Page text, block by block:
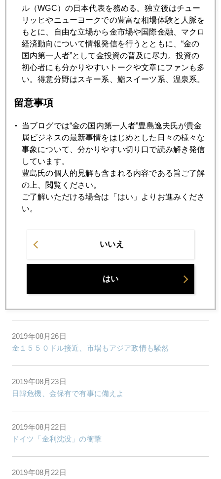
プロの視点では中期的だが売りサインが点灯している。短期
では未だヘッジファンドの投機買いが優勢だが。
2019年
1月 2月 3月 4月 5月 6月
7月
2019年08月30日
年金、破局のシナリオ
2019年08月29日
「利下げでトランプ再選リスク」元ＦＲＢ重鎮、異例の警
2019年08月28日
ＮＹ金、史上最高値更新はあるか
2019年08月26日
金１５５０ドル接近、市場もアジア政情も騒然
2019年08月23日
日韓危機、金保有で有事に備えよ
2019年08月22日
ドイツ「金利沈没」の衝撃
2019年08月22日
ル（WGC）の日本代表を務める。独立後はチュー
リッヒやニューヨークでの豊富な相場体験と人脈を
もとに、自由な立場から金市場や国際金融、マクロ
経済動向について情報発信を行うとともに、“金の
国内第一人者”として金投資の普及に尽力。投資の
初心者にも分かりやすいトークや文章にファンも多
い。得意分野はスキー系、鮨スイーツ系、温泉系。
留意事項
当ブログでは“金の国内第一人者”豊島逸夫氏が貴金
属ビジネスの最新事情をはじめとした日々の様々な
事象について、分かりやすい切り口で読み解き発信
しています。
豊島氏の個人的見解も含まれる内容である旨ご了解
の上、閲覧ください。
ご了解いただける場合は「はい」よりお進みくださ
い。
いいえ
はい